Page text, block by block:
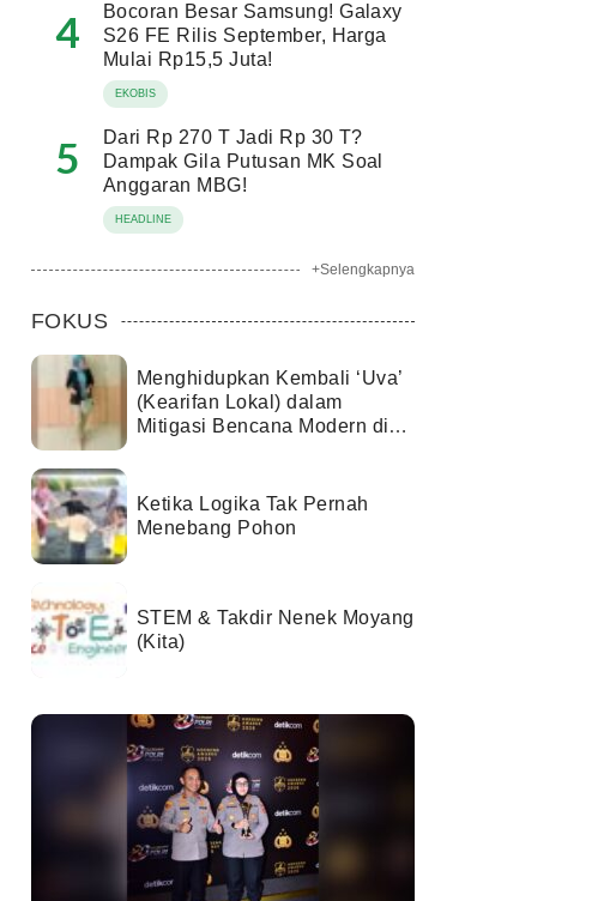
4
Bocoran Besar Samsung! Galaxy
S26 FE Rilis September, Harga
Mulai Rp15,5 Juta!
EKOBIS
5
Dari Rp 270 T Jadi Rp 30 T?
Dampak Gila Putusan MK Soal
Anggaran MBG!
HEADLINE
+Selengkapnya
FOKUS
Menghidupkan Kembali ‘Uva’
(Kearifan Lokal) dalam
Mitigasi Bencana Modern di
Ketika Logika Tak Pernah
Menebang Pohon
STEM & Takdir Nenek Moyang
(Kita)